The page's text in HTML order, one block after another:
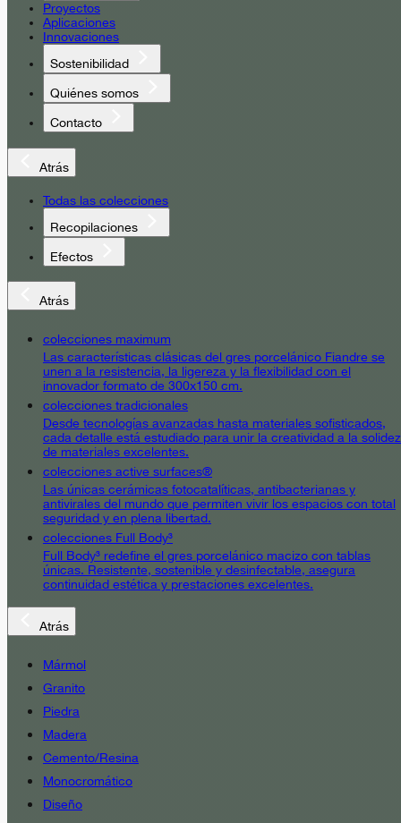
Proyectos
Aplicaciones
Innovaciones
Sostenibilidad
Quiénes somos
Contacto
Atrás
Todas las colecciones
Recopilaciones
Efectos
Atrás
colecciones maximum
Las características clásicas del gres porcelánico Fiandre se
unen a la resistencia, la ligereza y la flexibilidad con el
innovador formato de 300x150 cm.
colecciones tradicionales
Desde tecnologías avanzadas hasta materiales sofisticados,
cada detalle está estudiado para unir la creatividad a la solidez
de materiales excelentes.
colecciones active surfaces®
Las únicas cerámicas fotocatalíticas, antibacterianas y
antivirales del mundo que permiten vivir los espacios con total
seguridad y en plena libertad.
colecciones Full Body³
Full Body³ redefine el gres porcelánico macizo con tablas
únicas. Resistente, sostenible y desinfectable, asegura
continuidad estética y prestaciones excelentes.
Atrás
Mármol
Granito
Piedra
Madera
Cemento/Resina
Monocromático
Diseño